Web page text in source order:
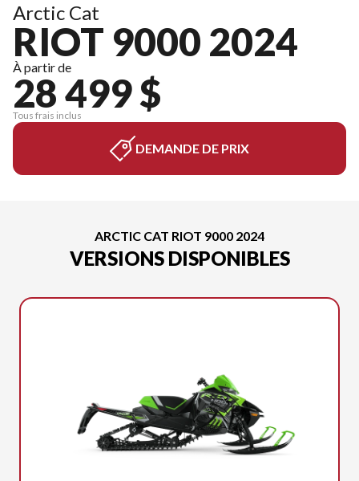
Arctic Cat
RIOT 9000 2024
À partir de
28 499 $
Tous frais inclus
DEMANDE DE PRIX
ARCTIC CAT RIOT 9000 2024
VERSIONS DISPONIBLES